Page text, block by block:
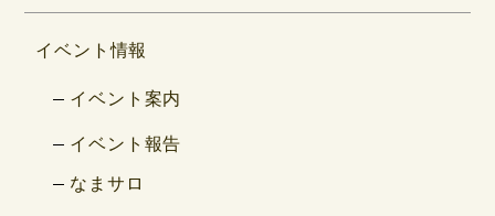
イベント情報
イベント案内
イベント報告
なまサロ